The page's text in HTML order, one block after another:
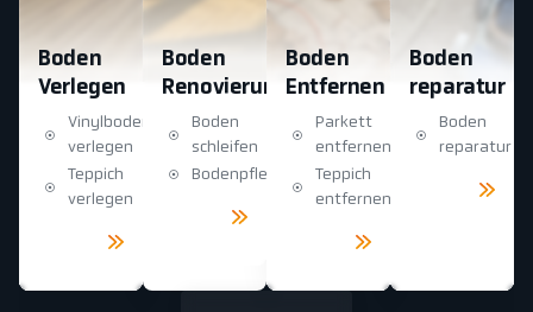
Boden
Verlegen
Vinylboden
verlegen
Teppich
verlegen
Boden
Renovierung
Boden
schleifen
Bodenpflege
Boden
Entfernen
Parkett
entfernen
Teppich
entfernen
Boden
reparatur
Boden
reparatur